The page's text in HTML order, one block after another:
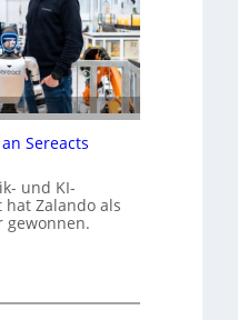
Sereacts
und KI-
hat Zalando als
gewonnen.